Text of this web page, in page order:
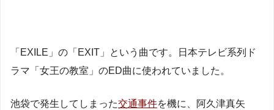
「EXILE」の「EXIT」という曲です。日本テレビ系列ド
ラマ「女王の教室」のED曲に使われていました。
池袋で発生してしまった交通事件を機に、阿久津真矢